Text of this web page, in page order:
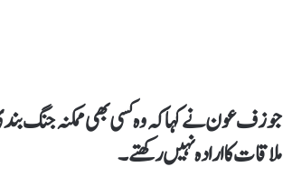
جوزف عون نے کہا کہ وہ کسی بھی ممکنہ جنگ
ملاقات کا ارادہ نہیں رکھتے۔